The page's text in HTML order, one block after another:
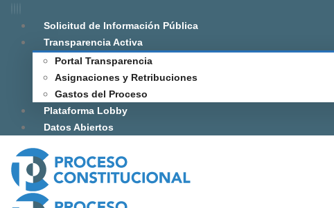
Solicitud de Información Pública
Transparencia Activa
Portal Transparencia
Asignaciones y Retribuciones
Gastos del Proceso
Plataforma Lobby
Datos Abiertos